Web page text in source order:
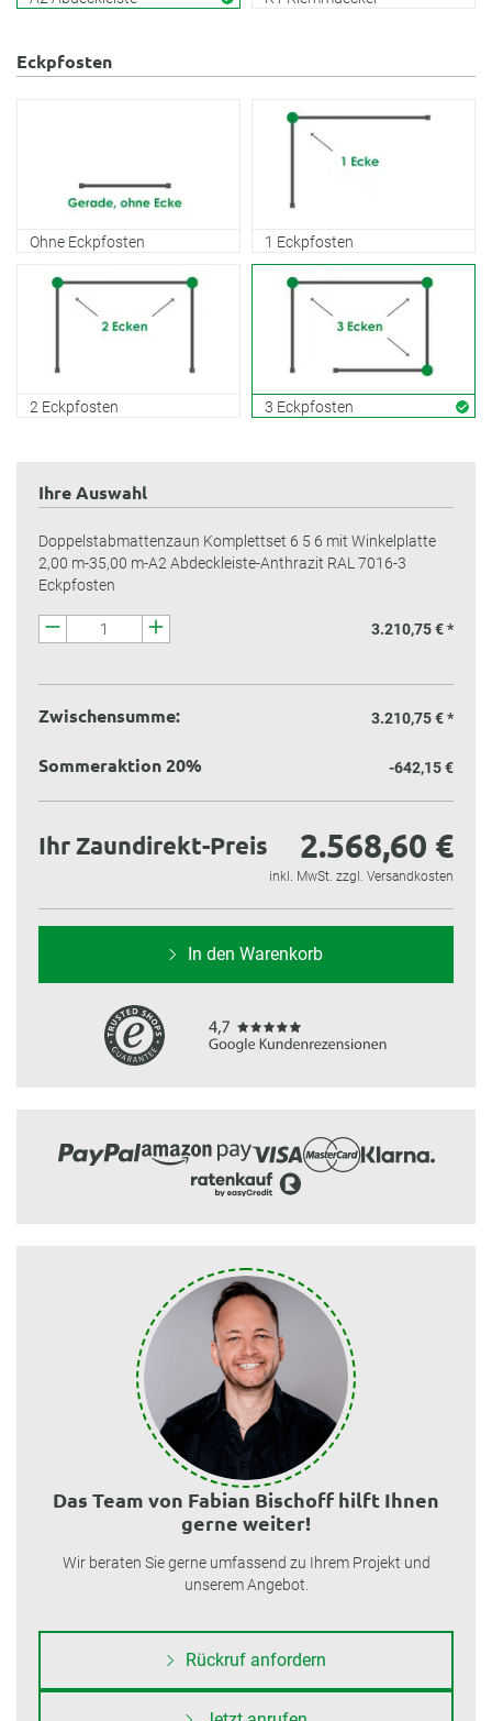
Eckpfosten
Ohne Eckpfosten 1 Eckpfosten
2 Eckpfosten 3 Eckpfosten
Ihre Auswahl
Doppelstabmattenzaun Komplettset 6 5 6 mit Winkelplatte
2,00 m-35,00 m-A2 Abdeckleiste-Anthrazit RAL 7016-3
Eckpfosten
3.210,75 € *
Zwischensumme: 3.210,75 €*
Sommeraktion 20% -642,15 €
Ihr Zaundirekt-Preis 2.568,60 €
inkl. MwSt. zzgl. Versandkosten
In den Warenkorb
Das Team von Fabian Bischoff hilft Ihnen
gerne weiter!
Wir beraten Sie gerne umfassend zu Ihrem Projekt und
unserem Angebot.
Rückruf anfordern